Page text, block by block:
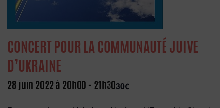
CONCERT POUR LA COMMUNAUTÉ JUIVE
D’UKRAINE
28 juin 2022 à 20h00 - 21h3030€